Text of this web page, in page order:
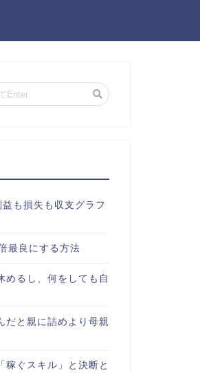
も損失も収支グラフ
最良にする方法
めるし、何をしても自
だと親に詰めより母親
稼ぐスキル」と決断と